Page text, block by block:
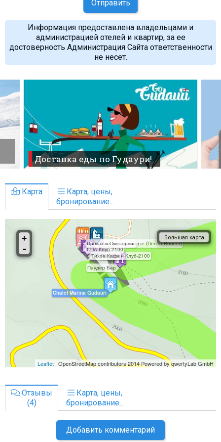
Отправить
Информация предоставлена владельцами и
администрацией отелей и квартир, за ее
достоверность Администрация Сайта ответственности
не несет.
Доставка еды по Гудаури!
Карта
Карта, цены,
бронирование...
Отзывы
(4)
Карта, цены,
бронирование...
Добавить комментарий